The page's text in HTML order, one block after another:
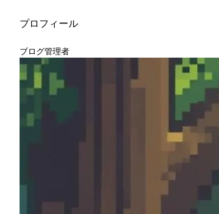
プロフィール
ブログ管理者